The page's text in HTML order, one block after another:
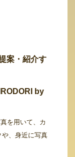
案・紹介す
by
を用いて、カ
や、身近に写真